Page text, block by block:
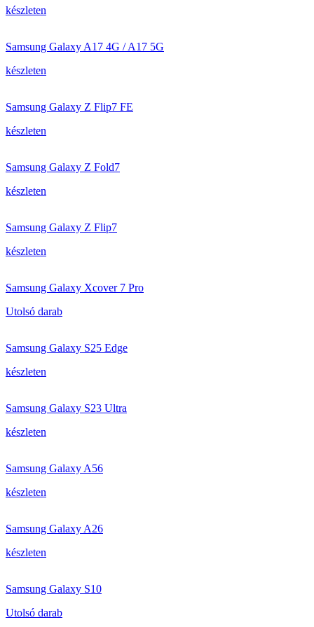
készleten
Samsung Galaxy A17 4G / A17 5G
készleten
Samsung Galaxy Z Flip7 FE
készleten
Samsung Galaxy Z Fold7
készleten
Samsung Galaxy Z Flip7
készleten
Samsung Galaxy Xcover 7 Pro
Utolsó darab
Samsung Galaxy S25 Edge
készleten
Samsung Galaxy S23 Ultra
készleten
Samsung Galaxy A56
készleten
Samsung Galaxy A26
készleten
Samsung Galaxy S10
Utolsó darab